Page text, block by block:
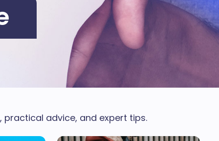
advice, and expert tips.